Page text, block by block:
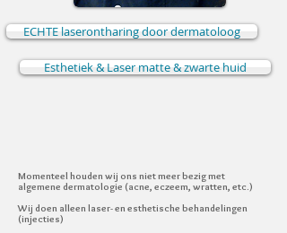
ECHTE laserontharing door dermatoloog
Esthetiek & Laser matte & zwarte huid
Momenteel houden wij ons niet meer bezig met
algemene dermatologie (acne, eczeem, wratten, etc.)
Wij doen alleen laser- en esthetische behandelingen
(injecties)